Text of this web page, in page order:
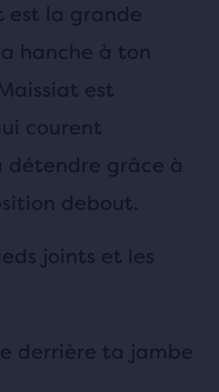
est la grande
hanche à ton
est
courent
détendre grâce à
debout.
joints et les
derrière ta jambe